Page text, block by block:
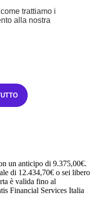
un anticipo di 9.375,00€.
di 12.434,70€ o sei libero
è valida fino al
Financial Services Italia
trattiamo i
alla nostra